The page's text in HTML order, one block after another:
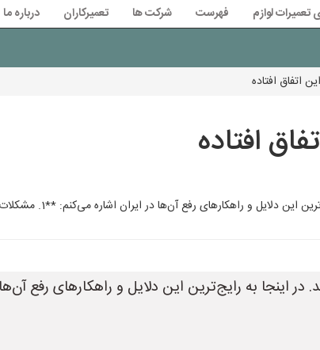
لوازم فهرست شرکت ها تعمیرکاران درباره ما
اتفاق افتاده
افتاده
رفع آن‌ها در ایران اشاره می‌کنم: **1. مشکلات مربوط به برق:** * **قطع بود
اینجا به رایج‌ترین این دلایل و راهکارهای رفع